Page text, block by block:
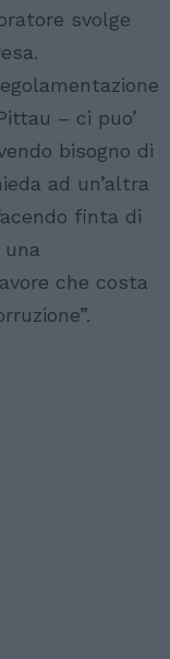
svolge
– ci puo’
bisogno di
ad un’altra
finta di
che costa